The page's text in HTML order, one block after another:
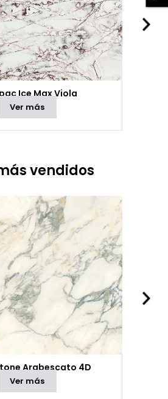
Ice Max Viola
Ver más
vendidos
Arabescato 4D
Ver más